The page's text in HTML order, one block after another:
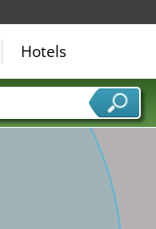
Hotels